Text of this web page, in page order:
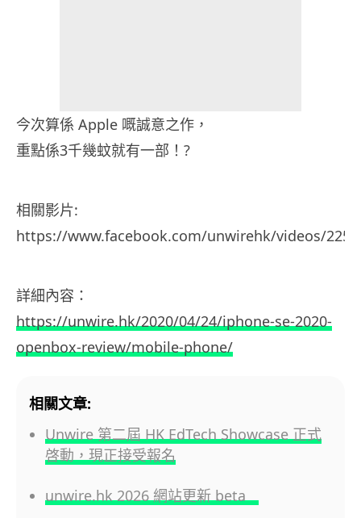
今次算係 Apple 嘅誠意之作，
重點係3千幾蚊就有一部！?
相關影片:
https://www.facebook.com/unwirehk/videos/
詳細內容：
https://unwire.hk/2020/04/24/iphone-se-2020-
openbox-review/mobile-phone/
相關文章:
Unwire 第二屆 HK EdTech Showcase 正式
啓動，現正接受報名
unwire.hk 2026 網站更新 beta